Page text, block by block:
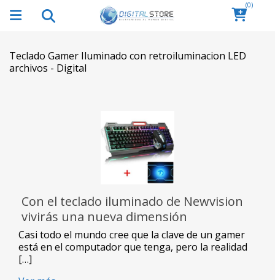
(0)
Teclado Gamer Iluminado con retroiluminacion LED
archivos - Digital
Con el teclado iluminado de Newvision
vivirás una nueva dimensión
Casi todo el mundo cree que la clave de un gamer
está en el computador que tenga, pero la realidad
[…]